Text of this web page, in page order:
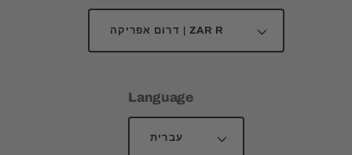
דרום אפריקה | ZAR R
Language
עברית